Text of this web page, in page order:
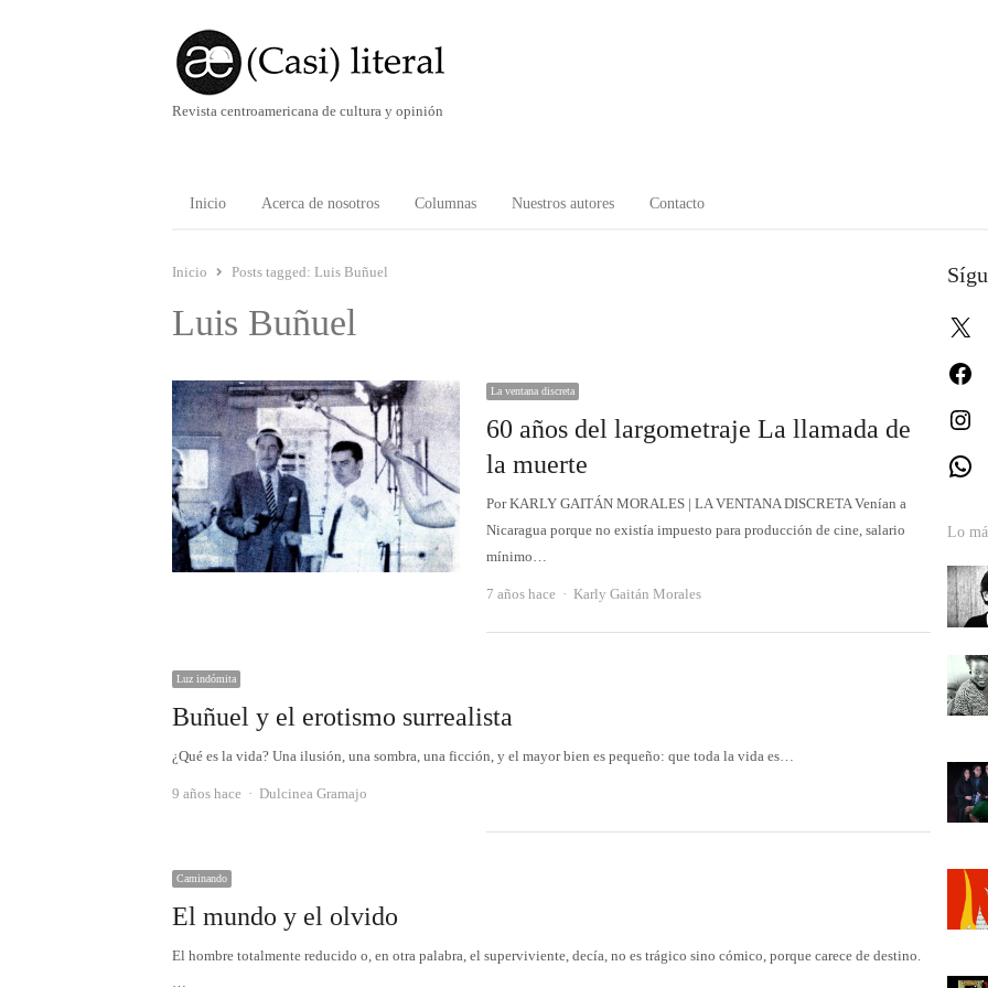
Revista centroamericana de cultura y opinión
Inicio Acerca de nosotros Columnas Nuestros autores Contacto
Inicio Posts tagged: Luis Buñuel
Luis Buñuel
La ventana discreta
60 años del largometraje La llamada de
la muerte
Por KARLY GAITÁN MORALES | LA VENTANA DISCRETA Venían a
Nicaragua porque no existía impuesto para producción de cine, salario
mínimo…
7 años hace Autor
Karly Gaitán Morales
Luz indómita
Buñuel y el erotismo surrealista
¿Qué es la vida? Una ilusión, una sombra, una ficción, y el mayor bien es pequeño: que toda la vida es…
9 años hace Autor
Dulcinea Gramajo
Caminando
El mundo y el olvido
El hombre totalmente reducido o, en otra palabra, el superviviente, decía, no es trágico sino cómico, porque carece de destino.
…
Lo